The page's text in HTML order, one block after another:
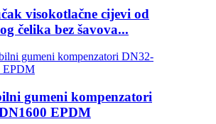
visokotlačne cijevi od
čelika bez šavova...
gumeni kompenzatori
EPDM